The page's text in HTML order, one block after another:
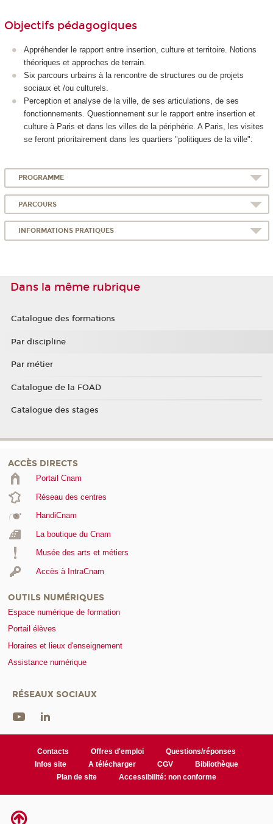
Objectifs pédagogiques
Appréhender le rapport entre insertion, culture et territoire. Notions
théoriques et approches de terrain.
Six parcours urbains à la rencontre de structures ou de projets
sociaux et /ou culturels.
Perception et analyse de la ville, de ses articulations, de ses
fonctionnements. Questionnement sur le rapport entre insertion et
culture à Paris et dans les villes de la périphérie. A Paris, les visites
se feront prioritairement dans les quartiers "politiques de la ville".
PROGRAMME
PARCOURS
INFORMATIONS PRATIQUES
Dans la même rubrique
Catalogue des formations
Par discipline
Par métier
Catalogue de la FOAD
Catalogue des stages
ACCÈS DIRECTS
Portail Cnam
Réseau des centres
HandiCnam
La boutique du Cnam
Musée des arts et métiers
Accès à IntraCnam
OUTILS NUMÉRIQUES
Espace numérique de formation
Portail élèves
Horaires et lieux d'enseignement
Assistance numérique
RÉSEAUX SOCIAUX
Contacts Offres d'emploi
Questions/réponses
Infos site
A télécharger CGV
Bibliothèque
Plan de site
Accessibilité: non conforme